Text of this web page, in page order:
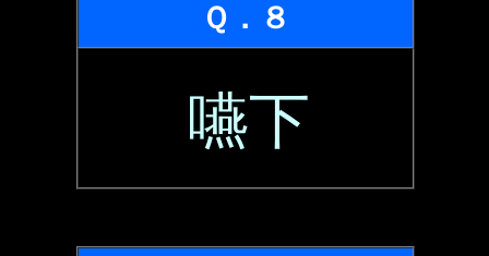
Ｑ．８
嚥下